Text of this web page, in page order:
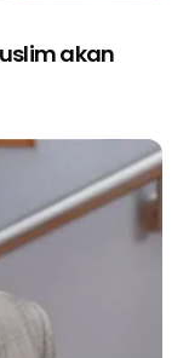
akan